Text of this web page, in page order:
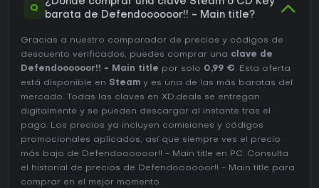
Q
¿Dónde comprar una clave Steam o CD Key
barata de Defendoooooor!! - Main title?
Gracias a nuestro comparador de precios y códigos de
descuento verificados, puedes comprar una clave de
Defendoooooor!! - Main title por solo 0,99 €. Esta oferta
está disponible en Steam y es una de las más baratas del
mercado. Todas las claves en XD.deals se entregan
digitalmente y se pueden descargar al instante tras el
pago. Los precios ya incluyen comisiones y códigos
promocionales aplicados, así que siempre ves el precio
más bajo de Defendoooooor!! - Main title en PC. Consulta
el
historial de precios de Defendoooooor!! - Main title para
comprar en el mejor momento.